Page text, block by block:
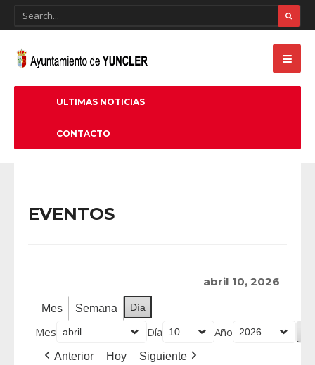
ULTIMAS NOTICIAS
CONTACTO
EVENTOS
abril 10, 2026
Mes Semana Día
Mes Día Año
Anterior Hoy Siguiente